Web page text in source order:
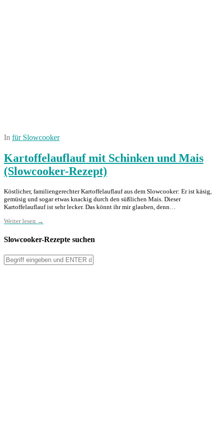
In für Slowcooker
Kartoffelauflauf mit Schinken und Mais
(Slowcooker-Rezept)
Köstlicher, familiengerechter Kartoffelauflauf aus dem Slowcooker: Er ist käsig,
gemüsig und sogar etwas knackig durch den süßlichen Mais. Dieser
Kartoffelauflauf ist sehr lecker. Das könnt ihr mir glauben, denn…
Weiter lesen →
Slowcooker-Rezepte suchen